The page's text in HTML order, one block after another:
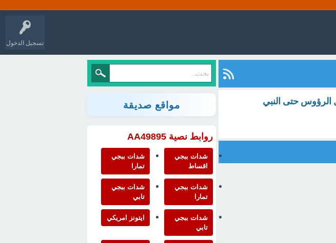
تسجيل الدخول
حتى النبي مواقع صديقة
روابط نصية AA49895
شدات ببجي
اقساط
شدات ببجي
تمارا
شدات ببجي
تمارا
شدات ببجي
تابي
شدات ببجي
تابي
ايتونز امريكي